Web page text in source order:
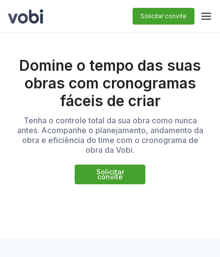
Solicitar convite
Domine o tempo das suas
obras com cronogramas
fáceis de criar
Tenha o controle total da sua obra como nunca
antes. Acompanhe o planejamento, andamento da
obra e eficiência do time com o cronograma de
obra da Vobi.
Solicitar
convite